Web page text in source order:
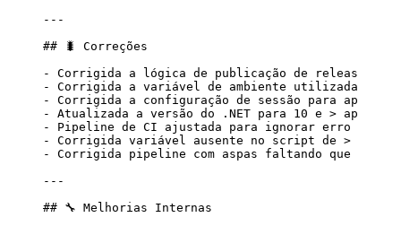
---
## 🐛 Correções
-
Corrigida a lógica de publicação de releases
-
Corrigida a variável de ambiente utilizada na
-
Corrigida a configuração de sessão para
-
Atualizada a versão do .NET para 10 e >
-
Pipeline de CI ajustada para ignorar erro >
-
Corrigida variável ausente no script de >
-
Corrigida pipeline com aspas faltando que >
---
## 🔧 Melhorias Internas